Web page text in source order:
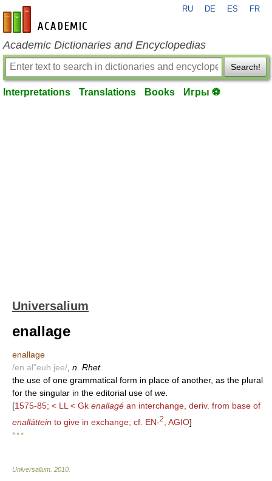
en-academic.com
RU DE ES FR
Academic Dictionaries and Encyclopedias
Search!
Interpretations Translations Books Игры ⚽
Universalium
enallage
enallage
/en al"euh jee/ n. Rhet.
the use of one grammatical form in place of another, as the plural
for the singular in the editorial use of we.
[1575-85; < LL < Gk enallagé an interchange, deriv. from base of
enalláttein to give in exchange; cf. EN-2 , AGIO]
* * *
Universalium 2010